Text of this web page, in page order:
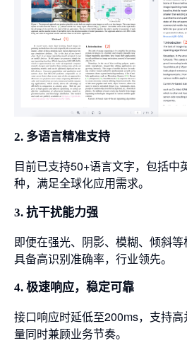
2. 多语言精准支持
目前已支持50+语言文字，包括中
种，满足全球化应用需求。
3. 抗干扰能力强
即便在强光、阴影、模糊、倾斜
具备高识别准确率，行业领先。
4. 极速响应，稳定可靠
接口响应时延低至200ms，支持
量同时兼顾业务节奏。